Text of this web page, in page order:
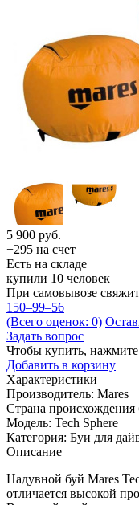
5 900 руб.
+295 на счет
Есть на складе
купили 10 человек
При самовывозе
150–99–56
(Всего оценок: 0)
Задать вопрос
Чтобы купить,
Добавить в корзину
Характеристики
Производитель: Mares
Страна происхождения
Модель: Tech Sphere
Категория: Буи для
Описание
Надувной буй Mares
отличается высокой